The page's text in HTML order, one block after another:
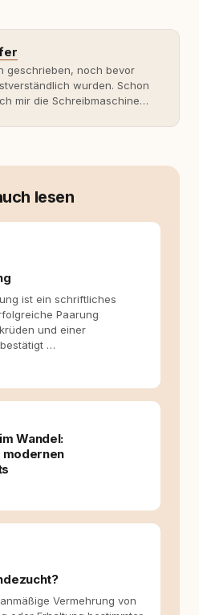
geschrieben, noch bevor
wurden. Schon
mir die Schreibmaschine
Beobachtungen,
Umso mehr hat
verantwortungsvoll und
funktionieren
an vielen Stellen
aus Ideen fertige Beiträge
Themen, plane
Artikel, begleite Gastbeiträge
Texte und betreue
Kanäle. Mein Blick richtet
auf das grosse Ganze:
sind relevant? Welche
dass sie verständlich,
unsere Leser wirklich
glaube, dass Emotionen
Gute Entscheidungen
Bereitschaft zum
Mit meinen
lesen
ist ein schriftliches
Paarung
und einer
…
Wandel:
Vermehrung von